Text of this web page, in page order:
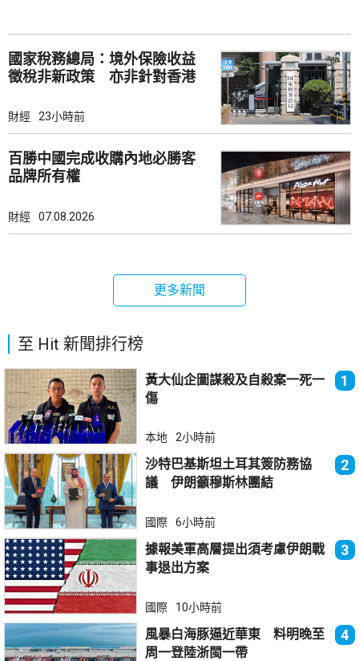
國家稅務總局：境外保險收益
徵稅非新政策 亦非針對香港
財經 23小時前
百勝中國完成收購內地必勝客
品牌所有權
財經 07.08.2026
更多新聞
至 Hit 新聞排行榜
黃大仙企圖謀殺及自殺案一死一
傷
1
本地 2小時前
沙特巴基斯坦土耳其簽防務協
議 伊朗籲穆斯林團結
2
國際 6小時前
據報美軍高層提出須考慮伊朗戰
事退出方案
3
國際 10小時前
風暴白海豚逼近華東 料明晚至
周一登陸浙閩一帶
4